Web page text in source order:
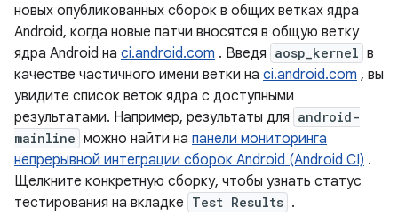
новых опубликованных сборок в общих ветках ядра
Android, когда новые патчи вносятся в общую ветку
ядра Android на ci.android.com . Введя aosp_kernel в
качестве частичного имени ветки на ci.android.com , вы
увидите список веток ядра с доступными
результатами. Например, результаты для android-
mainline можно найти на панели мониторинга
непрерывной интеграции сборок Android (Android CI) .
Щелкните конкретную сборку, чтобы узнать статус
тестирования на вкладке Test Results .